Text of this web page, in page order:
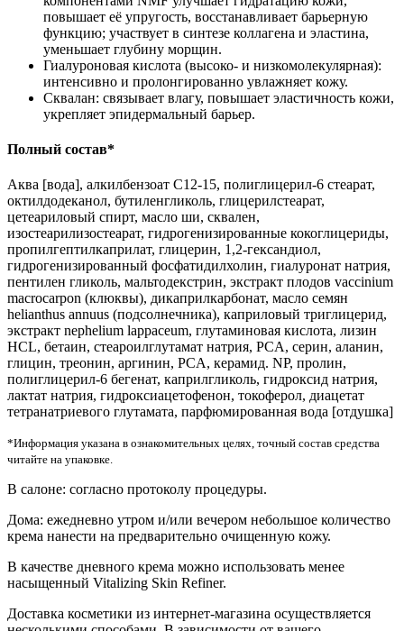
повышает её упругость, восстанавливает барьерную
функцию; участвует в синтезе коллагена и эластина,
уменьшает глубину морщин.
Гиалуроновая кислота (высоко- и низкомолекулярная):
интенсивно и пролонгированно увлажняет кожу.
Сквалан: связывает влагу, повышает эластичность кожи,
укрепляет эпидермальный барьер.
Полный состав*
Аква [вода], алкилбензоат С12-15, полиглицерил-6 стеарат,
октилдодеканол, бутиленгликоль, глицерилстеарат,
цетеариловый спирт, масло ши, сквален,
изостеарилизостеарат, гидрогенизированные кокоглицериды,
пропилгептилкаприлат, глицерин, 1,2-гександиол,
гидрогенизированный фосфатидилхолин, гиалуронат натрия,
пентилен гликоль, мальтодекстрин, экстракт плодов vaccinium
macrocarpon (клюквы), дикаприлкарбонат, масло семян
helianthus annuus (подсолнечника), каприловый триглицерид,
экстракт nephelium lappaceum, глутаминовая кислота, лизин
HCL, бетаин, стеароилглутамат натрия, PCA, серин, аланин,
глицин, треонин, аргинин, PCA, керамид. NP, пролин,
полиглицерил-6 бегенат, каприлгликоль, гидроксид натрия,
лактат натрия, гидроксиацетофенон, токоферол, диацетат
тетранатриевого глутамата, парфюмированная вода [отдушка]
*Информация указана в ознакомительных целях, точный состав средства
читайте на упаковке.
В салоне: согласно протоколу процедуры.
Дома: ежедневно утром и/или вечером небольшое количество
крема нанести на предварительно очищенную кожу.
В качестве дневного крема можно использовать менее
насыщенный Vitalizing Skin Refiner.
Доставка косметики из интернет-магазина осуществляется